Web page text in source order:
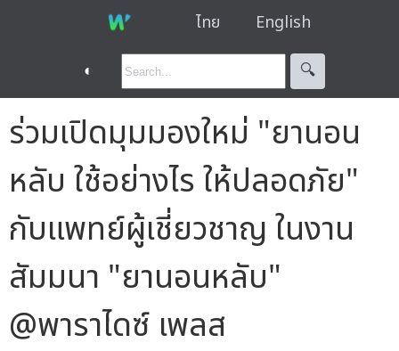
ไทย English
◐ 🔍︎
ร่วมเปิดมุมมองใหม่ "ยานอน
หลับ ใช้อย่างไร ให้ปลอดภัย"
กับแพทย์ผู้เชี่ยวชาญ ในงาน
สัมมนา "ยานอนหลับ"
@พาราไดซ์ เพลส